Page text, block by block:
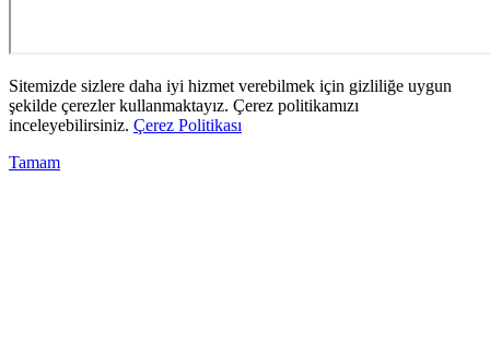
Sitemizde sizlere daha iyi hizmet verebilmek için gizliliğe uygun
şekilde çerezler kullanmaktayız. Çerez politikamızı
inceleyebilirsiniz. Çerez Politikası
Tamam